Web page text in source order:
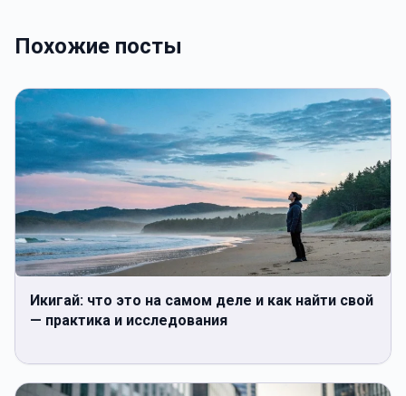
Похожие посты
Икигай: что это на самом деле и как найти свой
— практика и исследования